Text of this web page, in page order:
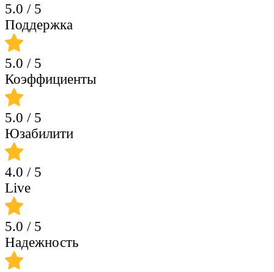
5.0 / 5
Поддержка
5.0 / 5
Коэффициенты
5.0 / 5
Юзабилити
4.0 / 5
Live
5.0 / 5
Надежность